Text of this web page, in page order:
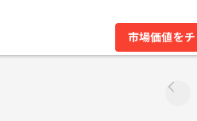
市場価値を